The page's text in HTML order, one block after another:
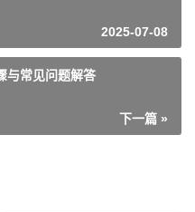
2025-07-08
与常见问题解答
下一篇 »